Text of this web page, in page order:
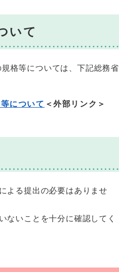
いて
格等については、下記総務省
について ＜外部リンク＞
よる提出の必要はありませ
ないことを十分に確認してく